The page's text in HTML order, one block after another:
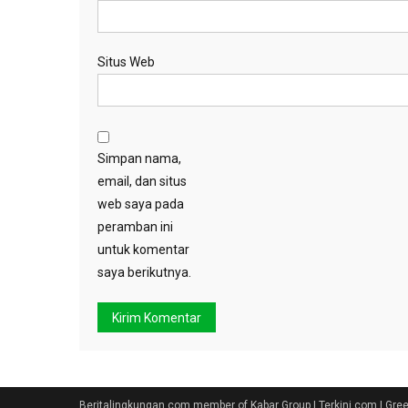
Situs Web
Simpan nama,
email, dan situs
web saya pada
peramban ini
untuk komentar
saya berikutnya.
Beritalingkungan.com member of Kabar Group | Terkini.com |